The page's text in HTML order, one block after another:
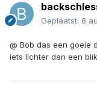
Geplaatst: 8
@ Bob das een goeie
iets lichter dan een